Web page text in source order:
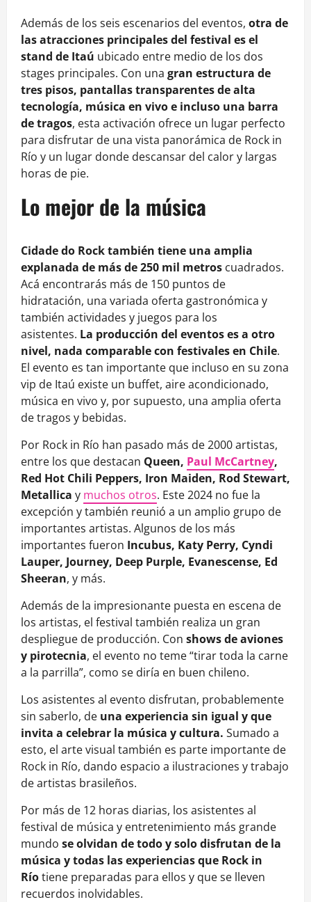
Además de los seis escenarios del eventos, otra de
las atracciones principales del festival es el
stand de Itaú ubicado entre medio de los dos
stages principales. Con una gran estructura de
tres pisos, pantallas transparentes de alta
tecnología, música en vivo e incluso una barra
de tragos, esta activación ofrece un lugar perfecto
para disfrutar de una vista panorámica de Rock in
Río y un lugar donde descansar del calor y largas
horas de pie.
Lo mejor de la música
Cidade do Rock también tiene una amplia
explanada de más de 250 mil metros cuadrados.
Acá encontrarás más de 150 puntos de
hidratación, una variada oferta gastronómica y
también actividades y juegos para los
asistentes. La producción del eventos es a otro
nivel, nada comparable con festivales en Chile.
El evento es tan importante que incluso en su zona
vip de Itaú existe un buffet, aire acondicionado,
música en vivo y, por supuesto, una amplia oferta
de tragos y bebidas.
Por Rock in Río han pasado más de 2000 artistas,
entre los que destacan Queen, Paul McCartney,
Red Hot Chili Peppers, Iron Maiden, Rod Stewart,
Metallica y muchos otros. Este 2024 no fue la
excepción y también reunió a un amplio grupo de
importantes artistas. Algunos de los más
importantes fueron Incubus, Katy Perry, Cyndi
Lauper, Journey, Deep Purple, Evanescense, Ed
Sheeran, y más.
Además de la impresionante puesta en escena de
los artistas, el festival también realiza un gran
despliegue de producción. Con shows de aviones
y pirotecnia, el evento no teme “tirar toda la carne
a la parrilla”, como se diría en buen chileno.
Los asistentes al evento disfrutan, probablemente
sin saberlo, de una experiencia sin igual y que
invita a celebrar la música y cultura. Sumado a
esto, el arte visual también es parte importante de
Rock in Río, dando espacio a ilustraciones y trabajo
de artistas brasileños.
Por más de 12 horas diarias, los asistentes al
festival de música y entretenimiento más grande
mundo se olvidan de todo y solo disfrutan de la
música y todas las experiencias que Rock in
Ríotiene preparadas para ellos y que se lleven
recuerdos inolvidables.